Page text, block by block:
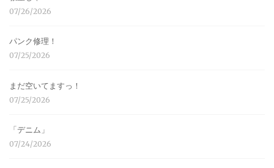
07/26/2026
パンク修理！
07/25/2026
まだ空いてますっ！
07/25/2026
「デニム」
07/24/2026